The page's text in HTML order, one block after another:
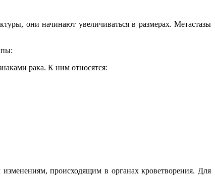
они начинают увеличиваться в размерах. Метастазы
рака. К ним относятся:
происходящим в органах кроветворения. Для